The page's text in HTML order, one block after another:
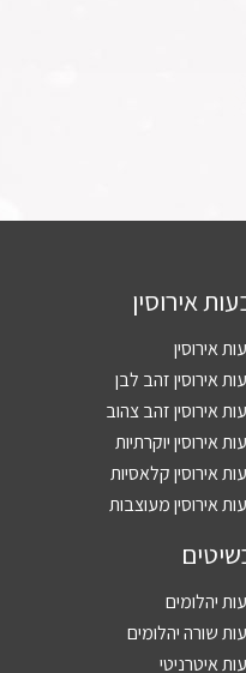
אירוסין
אירוסין
אירוסין זהב לבן
אירוסין זהב צהוב
אירוסין יוקרתיות
אירוסין קלאסיות
אירוסין מעוצבות
יהלומים
שורה יהלומים
איטרניטי